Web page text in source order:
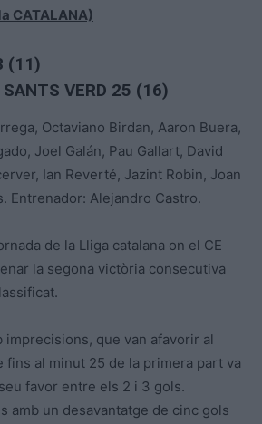
CATALANA)
(11)
SANTS VERD 25 (16)
Octaviano Birdan, Aaron Buera,
Joel Galán, Pau Gallart, David
Ian Reverté, Jazint Robin, Joan
Entrenador: Alejandro Castro.
de la Lliga catalana on el CE
la segona victòria consecutiva
imprecisions, que van afavorir al
fins al minut 25 de la primera part va
favor entre els 2 i 3 gols.
amb un desavantatge de cinc gols